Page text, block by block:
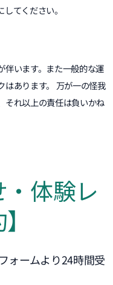
てください。
伴います。また一般的な運
はあります。 万が一の怪我
それ以上の責任は負いかね
・体験レ
ォームより24時間受